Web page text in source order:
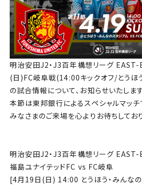
アカデミー・スク
農業部
まちづくり
パートナー
その他
明治安田J2・J3百年構想リーグ
(日)FC岐阜戦(14:00キックオフ/とうほ
の試合情報について、お知らせいたします
本節は東邦銀行によるスペシャルマッチ
みなさまのご来場を心よりお待ちしており
明治安田J2・J3百年構想リーグ
福島ユナイテッドFC vs FC岐阜
[4月19日(日) 14:00 とうほう・みんな